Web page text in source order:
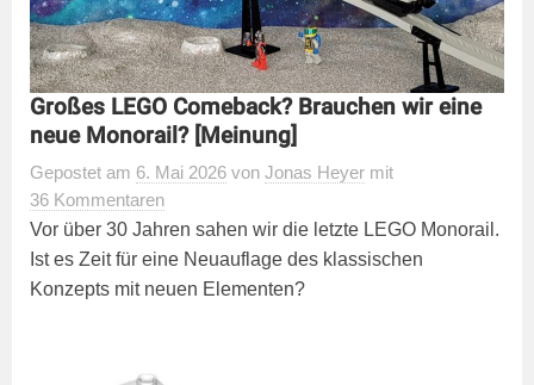
Großes LEGO Comeback? Brauchen wir eine
neue Monorail? [Meinung]
Gepostet am 6. Mai 2026 von Jonas Heyer mit
36 Kommentaren
Vor über 30 Jahren sahen wir die letzte LEGO Monorail.
Ist es Zeit für eine Neuauflage des klassischen
Konzepts mit neuen Elementen?